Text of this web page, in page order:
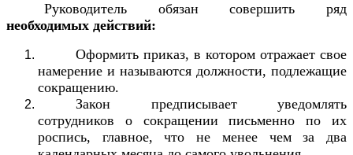
Руководитель обязан совершить ряд
необходимых действий:
Оформить приказ, в котором отражает свое
намерение и называются должности, подлежащие
сокращению.
Закон предписывает уведомлять
сотрудников о сокращении письменно по их
роспись, главное, что не менее чем за два